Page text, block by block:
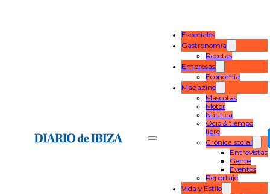
Especiales
Gastronomía
Recetas
Empresas
Economía
Magazine
Mascotas
Motor
Náutica
Ocio & tiempo
libre
Crónica social
Entrevistas
Gente
Eventos
Reportaje
Vida y Estilo